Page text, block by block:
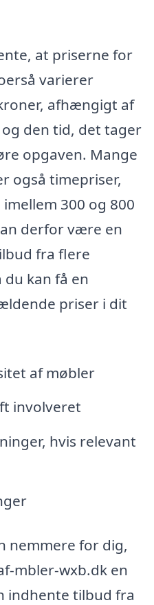
at priserne for
varierer
afhængigt af
den tid, det tager
opgaven. Mange
også timepriser,
300 og 800
derfor være en
fra flere
kan få en
priser i dit
af møbler
involveret
hvis relevant
nemmere for dig,
mbler-wxb.dk en
indhente tilbud fra